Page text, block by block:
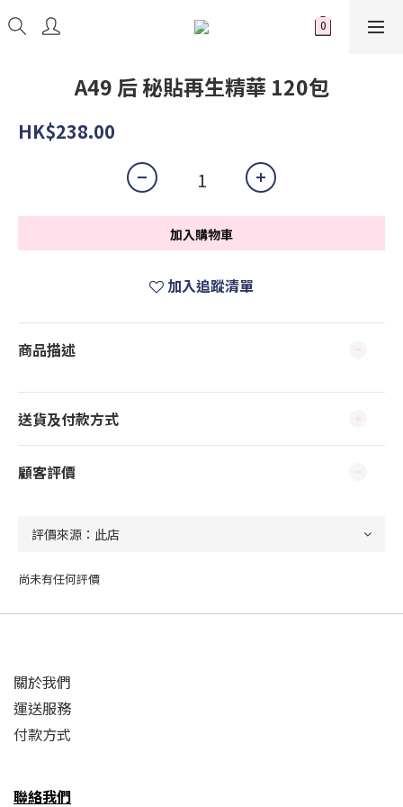
A49 后 秘貼再生精華 120包
HK$238.00
加入購物車
加入追蹤清單
商品描述
送貨及付款方式
顧客評價
尚未有任何評價
關於我們
運送服務
付款方式
聯絡我們